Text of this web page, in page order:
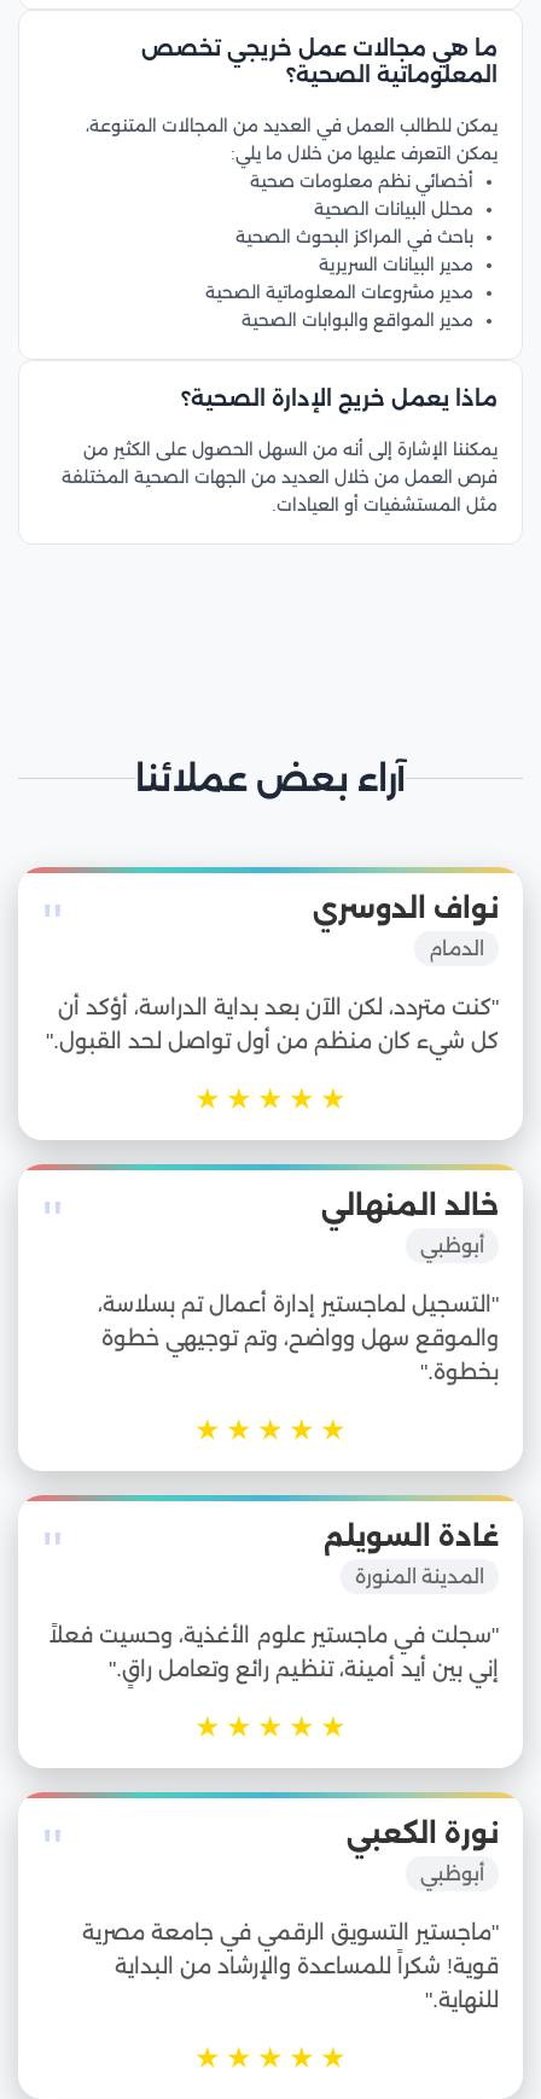
ما هي مجالات عمل خريجي تخصص
المعلوماتية الصحية؟
يمكن للطالب العمل في العديد من المجالات المتنوعة،
يمكن التعرف عليها من خلال ما يلي:
أخصائي نظم معلومات صحية
محلل البيانات الصحية
باحث في المراكز البحوث الصحية
مدير البيانات السريرية
مدير مشروعات المعلوماتية الصحية
مدير المواقع والبوابات الصحية
ماذا يعمل خريج الإدارة الصحية؟
يمكننا الإشارة إلى أنه من السهل الحصول على الكثير من
فرص العمل من خلال العديد من الجهات الصحية المختلفة
مثل المستشفيات أو العيادات.
آراء بعض عملائنا
" نواف الدوسري
الدمام
"كنت متردد، لكن الآن بعد بداية الدراسة، أؤكد أن
كل شيء كان منظم من أول تواصل لحد القبول."
★
★
★
★
★
" خالد المنهالي
أبوظبي
"التسجيل لماجستير إدارة أعمال تم بسلاسة،
والموقع سهل وواضح، وتم توجيهي خطوة
بخطوة."
★
★
★
★
★
" غادة السويلم
المدينة المنورة
"سجلت في ماجستير علوم الأغذية، وحسيت فعلاً
إني بين أيد أمينة، تنظيم رائع وتعامل راقٍ."
★
★
★
★
★
" نورة الكعبي
أبوظبي
"ماجستير التسويق الرقمي في جامعة مصرية
قوية! شكراً للمساعدة والإرشاد من البداية
للنهاية."
★
★
★
★
★